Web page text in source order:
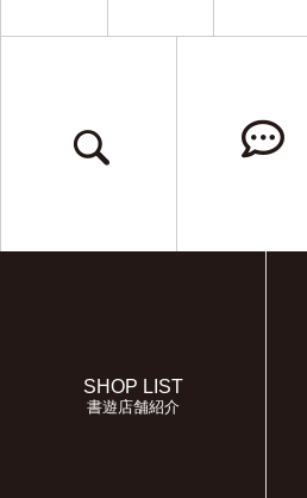
SHOP LIST
書遊店舗紹介